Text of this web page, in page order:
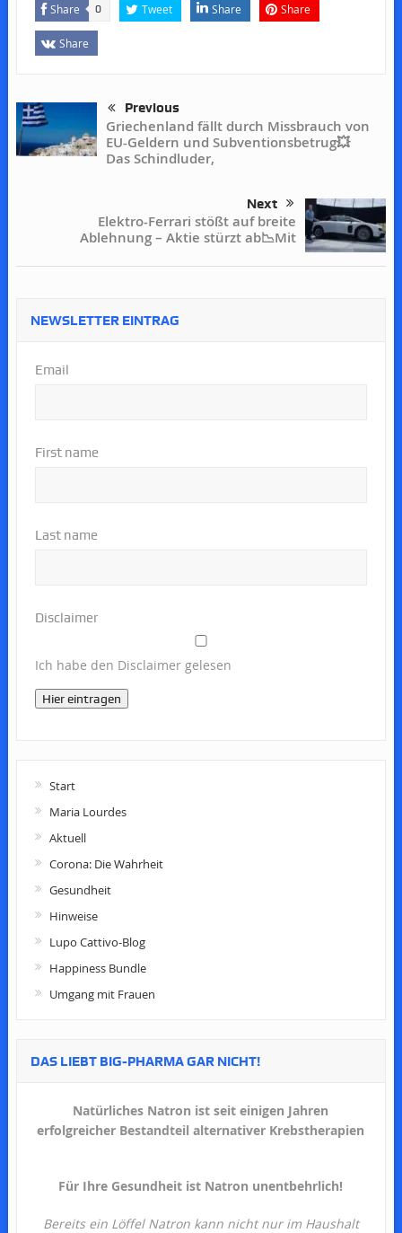
Share 0 Tweet Share Share
Share
Previous
Griechenland fällt durch Missbrauch von
EU-Geldern und Subventionsbetrug💥
Das Schindluder,
Next
Elektro-Ferrari stößt auf breite
Ablehnung – Aktie stürzt ab📉Mit
NEWSLETTER EINTRAG
Email
First name
Last name
Disclaimer
Ich habe den Disclaimer gelesen
Hier eintragen
Start
Maria Lourdes
Aktuell
Corona: Die Wahrheit
Gesundheit
Hinweise
Lupo Cattivo-Blog
Happiness Bundle
Umgang mit Frauen
DAS LIEBT BIG-PHARMA GAR NICHT!
Natürliches Natron ist seit einigen Jahren
erfolgreicher Bestandteil alternativer Krebstherapien
Für Ihre Gesundheit ist Natron unentbehrlich!
Bereits ein Löffel Natron kann nicht nur im Haushalt